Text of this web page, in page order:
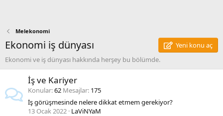
Melekonomi
Ekonomi iş dünyası
Yeni konu aç
Ekonomi ve iş dünyası hakkında herşey bu bölümde.
İş ve Kariyer
Konular 62 Mesajlar 175
İş görüşmesinde nelere dikkat etmem gerekiyor?
13 Ocak 2022 LaViNYaM